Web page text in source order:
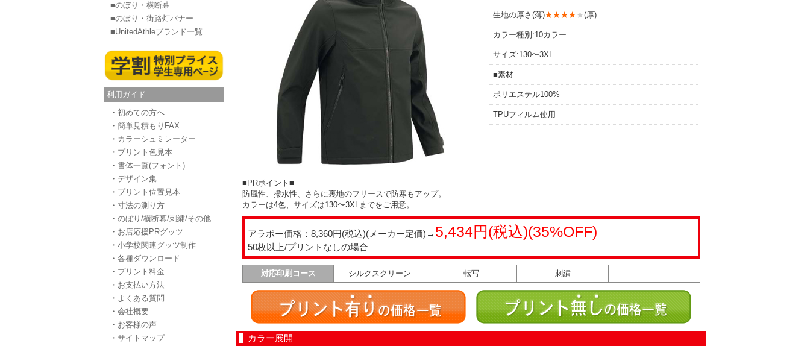
■のぼり・横断幕
■のぼり・街路灯バナー
■UnitedAthleブランド一覧
利用ガイド
・初めての方へ
・簡単見積もりFAX
・カラーシュミレーター
・プリント色見本
・書体一覧(フォント)
・デザイン集
・プリント位置見本
・寸法の測り方
・のぼり/横断幕/刺繍/その他
・お店応援PRグッツ
・小学校関連グッツ制作
・各種ダウンロード
・プリント料金
・お支払い方法
・よくある質問
・会社概要
・お客様の声
・サイトマップ
生地の厚さ(薄)★★★★★(厚)
カラー種別:10カラー
サイズ:130〜3XL
■素材
ポリエステル100%
TPUフィルム使用
■PRポイント■
防風性、撥水性、さらに裏地のフリースで防寒もアップ。
カラーは4色、サイズは130〜3XLまでをご用意。
アラボー価格： 8,360円(税込)(メーカー定価)→ 5,434円(税込)(35%OFF)
50枚以上/プリントなしの場合
対応印刷コース シルクスクリーン 転写 刺繍
カラー展開